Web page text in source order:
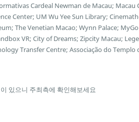
Cardeal Newman de Macau;
Center; UM Wu Yee Sun Library;
The Venetian Macao; Wynn Palace;
VR; City of Dreams; Zipcity Macau;
Transfer Centre; Associação do Templo
있으니 주최측에 확인해보세요